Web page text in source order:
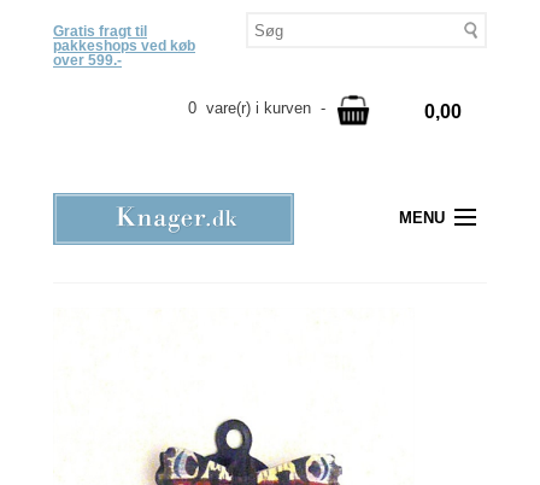
Gratis fragt til
pakkeshops ved køb
over 599.-
0 vare(r) i kurven - 0,00
MENU